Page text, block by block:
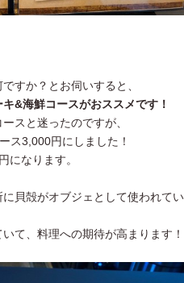
すか？とお伺いすると、
&海鮮コースがおススメです！
スと迷ったのですが、
ス3,000円にしました！
になります。
貝殻がオブジェとして使われてい
て、料理への期待が高まります！